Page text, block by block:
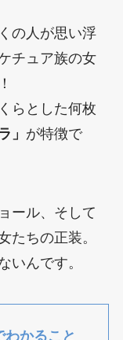
の人が思い浮
チュア族の女
らとした何枚
」 が特徴で
ール、そして
たちの正装。
いんです。
わかること